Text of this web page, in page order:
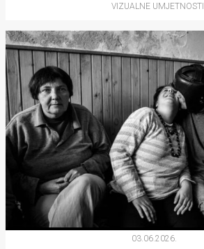
VIZUALNE UMJETNOSTI
03.06.2026.